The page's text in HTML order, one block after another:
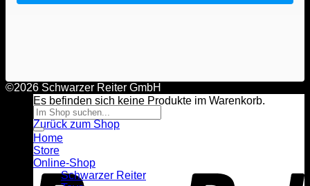
Es befinden sich keine Produkte im Warenkorb.
Zurück zum Shop
©2026 Schwarzer Reiter GmbH
Suche
nach:
Home
Store
Online-Shop
Schwarzer Reiter